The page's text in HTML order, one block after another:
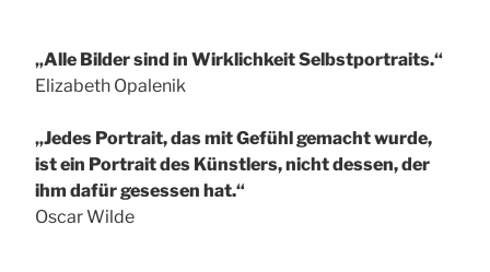
„Alle Bilder sind in Wirklichkeit Selbstportraits.“
Elizabeth Opalenik
„Jedes Portrait, das mit Gefühl gemacht wurde,
ist ein Portrait des Künstlers, nicht dessen, der
ihm dafür gesessen hat.“
Oscar Wilde